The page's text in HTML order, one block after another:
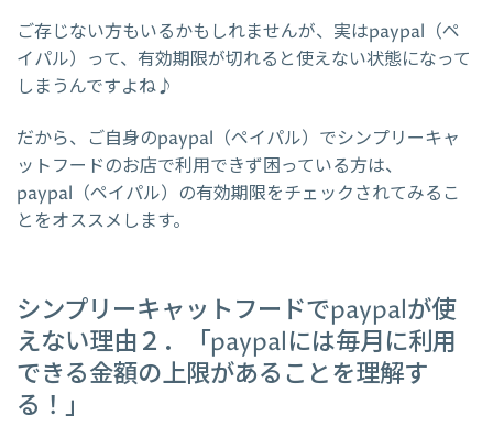
ご存じない方もいるかもしれませんが、実はpaypal（ペ
イパル）って、有効期限が切れると使えない状態になって
しまうんですよね♪
だから、ご自身のpaypal（ペイパル）でシンプリーキャ
ットフードのお店で利用できず困っている方は、
paypal（ペイパル）の有効期限をチェックされてみるこ
とをオススメします。
シンプリーキャットフードでpaypalが使
えない理由２．「paypalには毎月に利用
できる金額の上限があることを理解す
る！」